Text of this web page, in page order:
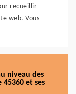
recueillir
web. Vous
niveau des
45360 et ses